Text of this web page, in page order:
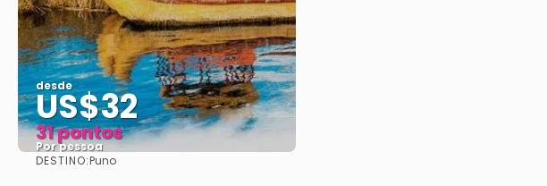
desde
US$32
31 pontos
Por pessoa
DESTINO:Puno